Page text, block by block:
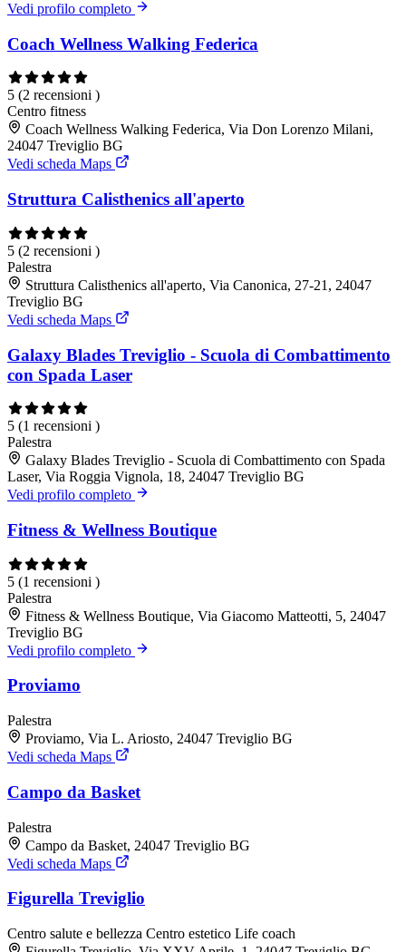
Vedi profilo completo
Coach Wellness Walking Federica
5 (2 recensioni )
Centro fitness
Coach Wellness Walking Federica, Via Don Lorenzo Milani,
24047 Treviglio BG
Vedi scheda Maps
Struttura Calisthenics all'aperto
5 (2 recensioni )
Palestra
Struttura Calisthenics all'aperto, Via Canonica, 27-21, 24047
Treviglio BG
Vedi scheda Maps
Galaxy Blades Treviglio - Scuola di Combattimento
con Spada Laser
5 (1 recensioni )
Palestra
Galaxy Blades Treviglio - Scuola di Combattimento con Spada
Laser, Via Roggia Vignola, 18, 24047 Treviglio BG
Vedi profilo completo
Fitness & Wellness Boutique
5 (1 recensioni )
Palestra
Fitness & Wellness Boutique, Via Giacomo Matteotti, 5, 24047
Treviglio BG
Vedi profilo completo
Proviamo
Palestra
Proviamo, Via L. Ariosto, 24047 Treviglio BG
Vedi scheda Maps
Campo da Basket
Palestra
Campo da Basket, 24047 Treviglio BG
Vedi scheda Maps
Figurella Treviglio
Centro salute e bellezza Centro estetico Life coach